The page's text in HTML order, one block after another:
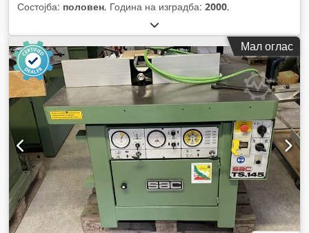
Состојба: половен, Година на изградба: 2000,
Мал оглас